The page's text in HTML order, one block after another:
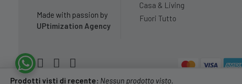
Made with passion by
UPtimization Agency
Casa & Living
Fuori Tutto
Prodotti visti di recente: Nessun prodotto visto.